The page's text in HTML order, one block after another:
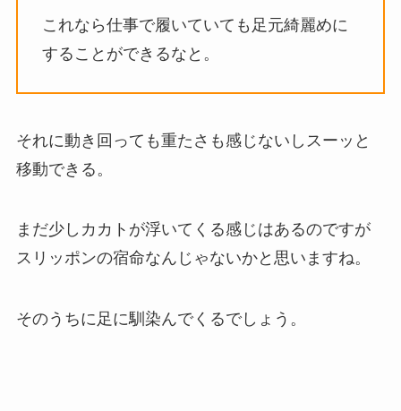
これなら仕事で履いていても足元綺麗めに
することができるなと。
それに動き回っても重たさも感じないしスーッと
移動できる。
まだ少しカカトが浮いてくる感じはあるのですが
スリッポンの宿命なんじゃないかと思いますね。
そのうちに足に馴染んでくるでしょう。